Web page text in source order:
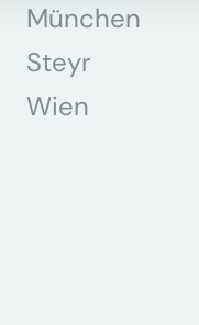
München
Steyr
Wien